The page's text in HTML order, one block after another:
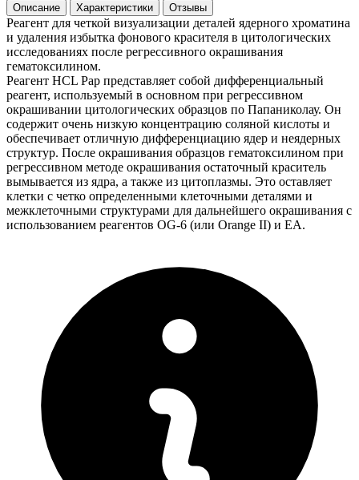
Описание Характеристики Отзывы
Реагент для четкой визуализации деталей ядерного хроматина
и удаления избытка фонового красителя в цитологических
исследованиях после регрессивного окрашивания
гематоксилином.
Реагент HCL Pap представляет собой дифференциальный
реагент, используемый в основном при регрессивном
окрашивании цитологических образцов по Папаниколау. Он
содержит очень низкую концентрацию соляной кислоты и
обеспечивает отличную дифференциацию ядер и неядерных
структур. После окрашивания образцов гематоксилином при
регрессивном методе окрашивания остаточный краситель
вымывается из ядра, а также из цитоплазмы. Это оставляет
клетки с четко определенными клеточными деталями и
межклеточными структурами для дальнейшего окрашивания с
использованием реагентов OG-6 (или Orange II) и EA.